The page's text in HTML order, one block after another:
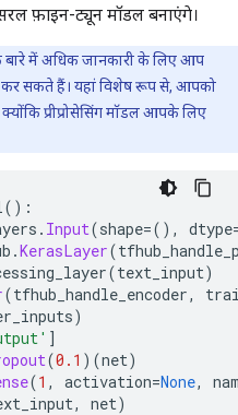
फ़ाइन-ट्यून मॉडल बनाएंगे।
में अधिक जानकारी के लिए आप
सकते हैं। यहां विशेष रूप से, आपको
प्रीप्रोसेसिंग मॉडल आपके लिए
():
. Input(shape=(), dtype
.KerasLayer(
(text_input)
(tfhub_handle_encoder,
)
]
(0.1 )(net)
(1 , activation=None,
, net)